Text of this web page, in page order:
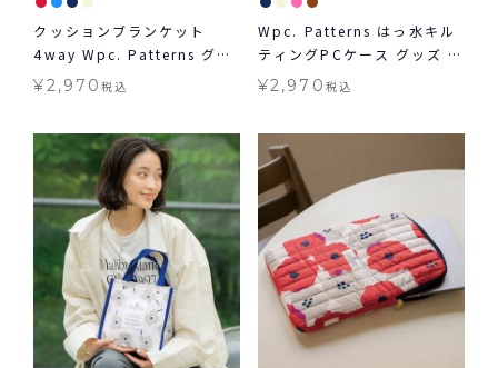
クッションブランケット
4way Wpc. Patterns グッ
ズ ギフト対象
¥2,970税込
Wpc. Patterns はっ水キル
ティングPCケース グッズ ギ
フト対象
¥2,970 税込